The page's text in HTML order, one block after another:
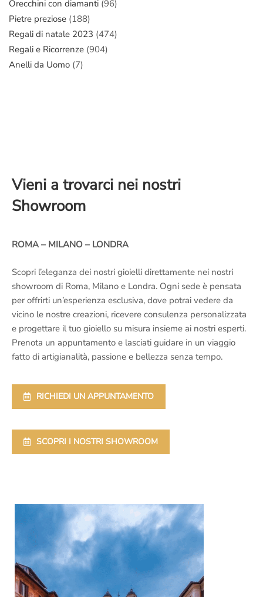
Orecchini con diamanti (96)
Pietre preziose (188)
Regali di natale 2023 (474)
Regali e Ricorrenze (904)
Anelli da Uomo (7)
Vieni a trovarci nei nostri
Showroom
ROMA – MILANO – LONDRA
Scopri l’eleganza dei nostri gioielli direttamente nei nostri
showroom di Roma, Milano e Londra. Ogni sede è pensata
per offrirti un’esperienza esclusiva, dove potrai vedere da
vicino le nostre creazioni, ricevere consulenza personalizzata
e progettare il tuo gioiello su misura insieme ai nostri esperti.
Prenota un appuntamento e lasciati guidare in un viaggio
fatto di artigianalità, passione e bellezza senza tempo.
RICHIEDI UN APPUNTAMENTO
SCOPRI I NOSTRI SHOWROOM